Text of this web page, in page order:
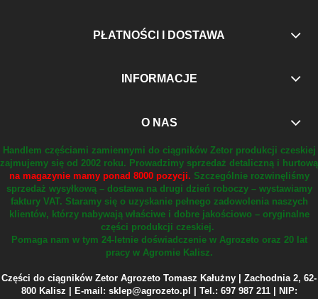
PŁATNOŚCI I DOSTAWA
INFORMACJE
O NAS
Handlem częściami zamiennymi do ciągników Zetor produkcji czeskiej
zajmujemy się od 2002 roku. Prowadzimy sprzedaż detaliczną i hurtową
na magazynie mamy ponad 8000 pozycji. Szczególnie rozwinęliśmy
sprzedaż wysyłkową – dostawa na drugi dzień roboczy – wystawiamy
faktury VAT. Staramy się o uzyskanie pełnego zadowolenia naszych
klientów, którzy nabywają właściwe i dobre jakościowo – oryginalne
części produkcji czeskiej.
Pomaga nam w tym 24-letnie doświadczenie w Agrozeto oraz 20 lat
pracy w Agromie Kalisz.
Części do ciągników Zetor Agrozeto Tomasz Kałużny | Zachodnia 2, 62-
800 Kalisz | E-mail: sklep@agrozeto.pl | Tel.: 697 987 211 | NIP: